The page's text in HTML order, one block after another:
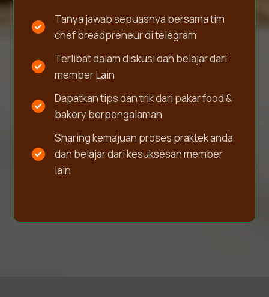
Tanya jawab sepuasnya bersama tim
chef breadpreneur di telegram
Terlibat dalam diskusi dan belajar dari
member Lain
Dapatkan tips dan trik dari pakar food &
bakery berpengalaman
Sharing kemajuan proses praktek anda
dan belajar dari kesuksesan member
lain